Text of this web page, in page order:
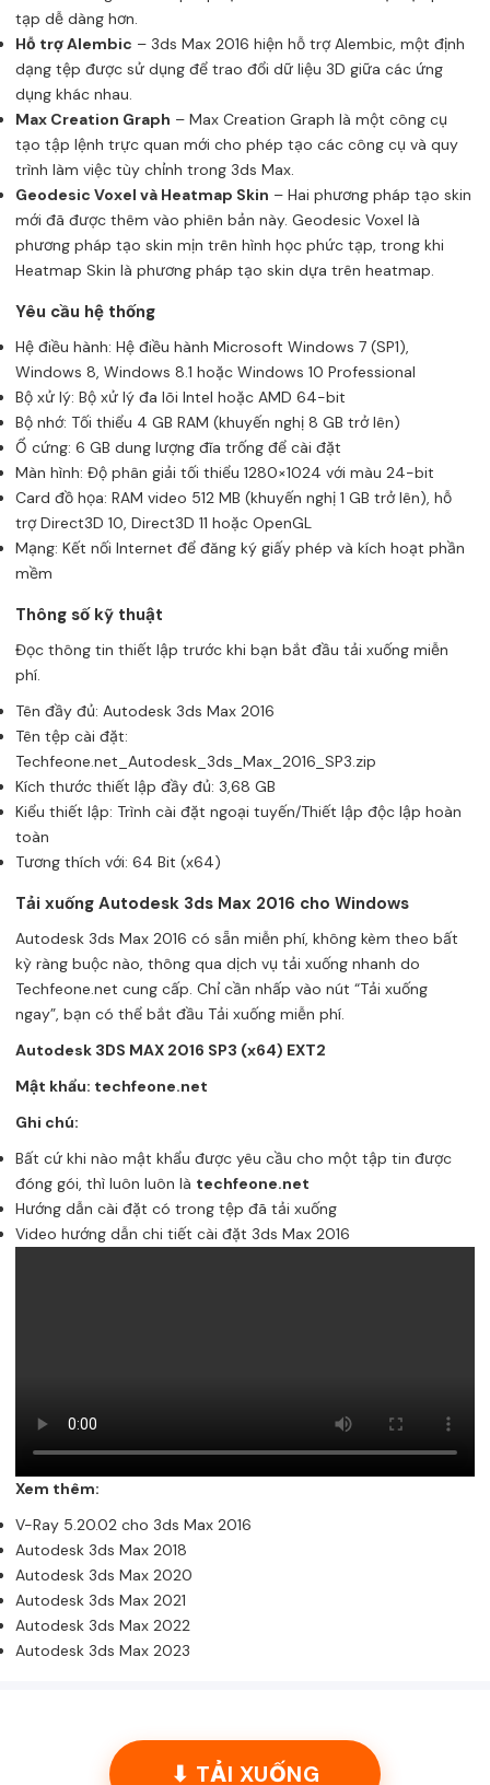
tạp dễ dàng hơn.
Hỗ trợ Alembic – 3ds Max 2016 hiện hỗ trợ Alembic, một định
dạng tệp được sử dụng để trao đổi dữ liệu 3D giữa các ứng
dụng khác nhau.
Max Creation Graph – Max Creation Graph là một công cụ
tạo tập lệnh trực quan mới cho phép tạo các công cụ và quy
trình làm việc tùy chỉnh trong 3ds Max.
Geodesic Voxel và Heatmap Skin – Hai phương pháp tạo skin
mới đã được thêm vào phiên bản này. Geodesic Voxel là
phương pháp tạo skin mịn trên hình học phức tạp, trong khi
Heatmap Skin là phương pháp tạo skin dựa trên heatmap.
Yêu cầu hệ thống
Hệ điều hành: Hệ điều hành Microsoft Windows 7 (SP1),
Windows 8, Windows 8.1 hoặc Windows 10 Professional
Bộ xử lý: Bộ xử lý đa lõi Intel hoặc AMD 64-bit
Bộ nhớ: Tối thiểu 4 GB RAM (khuyến nghị 8 GB trở lên)
Ổ cứng: 6 GB dung lượng đĩa trống để cài đặt
Màn hình: Độ phân giải tối thiểu 1280×1024 với màu 24-bit
Card đồ họa: RAM video 512 MB (khuyến nghị 1 GB trở lên), hỗ
trợ Direct3D 10, Direct3D 11 hoặc OpenGL
Mạng: Kết nối Internet để đăng ký giấy phép và kích hoạt phần
mềm
Thông số kỹ thuật
Đọc thông tin thiết lập trước khi bạn bắt đầu tải xuống miễn
phí.
Tên đầy đủ: Autodesk 3ds Max 2016
Tên tệp cài đặt:
Techfeone.net_Autodesk_3ds_Max_2016_SP3.zip
Kích thước thiết lập đầy đủ: 3,68 GB
Kiểu thiết lập: Trình cài đặt ngoại tuyến/Thiết lập độc lập hoàn
toàn
Tương thích với: 64 Bit (x64)
Tải xuống Autodesk 3ds Max 2016 cho Windows
Autodesk 3ds Max 2016 có sẵn miễn phí, không kèm theo bất
kỳ ràng buộc nào, thông qua dịch vụ tải xuống nhanh do
Techfeone.net cung cấp. Chỉ cần nhấp vào nút “Tải xuống
ngay”, bạn có thể bắt đầu Tải xuống miễn phí.
Autodesk 3DS MAX 2016 SP3 (x64) EXT2
Mật khẩu: techfeone.net
Ghi chú:
Bất cứ khi nào mật khẩu được yêu cầu cho một tập tin được
đóng gói, thì luôn luôn là techfeone.net
Hướng dẫn cài đặt có trong tệp đã tải xuống
Video hướng dẫn chi tiết cài đặt 3ds Max 2016
Xem thêm:
V-Ray 5.20.02 cho 3ds Max 2016
Autodesk 3ds Max 2018
Autodesk 3ds Max 2020
Autodesk 3ds Max 2021
Autodesk 3ds Max 2022
Autodesk 3ds Max 2023
⬇ TẢI XUỐNG